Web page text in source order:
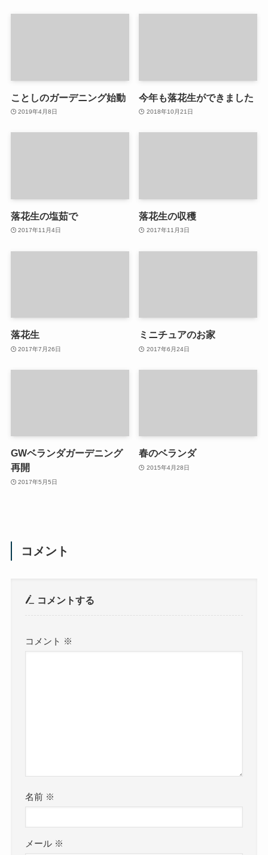
ことしのガーデニング始動
2019年4月8日
今年も落花生ができました
2018年10月21日
落花生の塩茹で
2017年11月4日
落花生の収穫
2017年11月3日
落花生
2017年7月26日
ミニチュアのお家
2017年6月24日
GWベランダガーデニング
再開
2017年5月5日
春のベランダ
2015年4月28日
コメント
コメントする
コメント ※
名前 ※
メール ※